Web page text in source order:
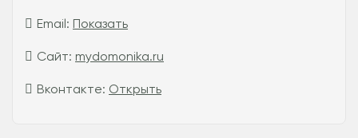
Email: Показать
Сайт: mydomonika.ru
Вконтакте: Открыть